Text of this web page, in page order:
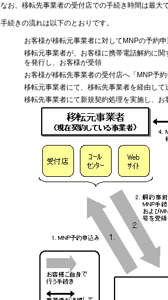
なお、移転先事業者の受付店での手続き時間は最大
手続きの流れは以下のとおりです。
お客様が移転元事業者に対してMNPの予約申
移転元事業者が、お客様に携帯電話解約に
を発行し、お客様が受領
お客様が移転先事業者の受付店へ「MNP予
移転元事業者にて、移転先事業者を経由し
移転先事業者にて新規契約処理を実施し、お